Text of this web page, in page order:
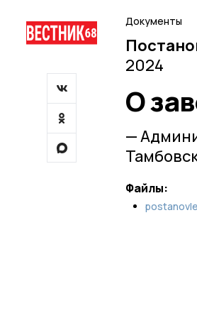
Документы
2024
О
—
Файлы: